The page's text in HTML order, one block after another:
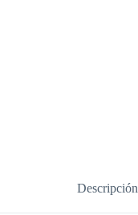
Descripción